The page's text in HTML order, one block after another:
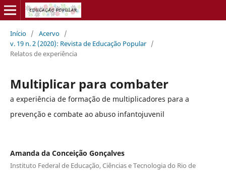
Início / Acervo /
v. 19 n. 2 (2020): Revista de Educação Popular /
Relatos de experiência
Multiplicar para combater
a experiência de formação de multiplicadores para a
prevenção e combate ao abuso infantojuvenil
Amanda da Conceição Gonçalves
Instituto Federal de Educação, Ciências e Tecnologia do Rio de